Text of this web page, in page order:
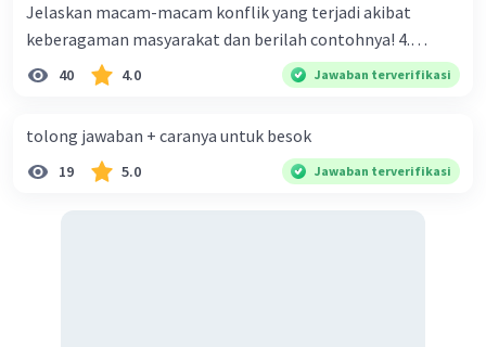
Jelaskan macam-macam konflik yang terjadi akibat
keberagaman masyarakat dan berilah contohnya! 4.
Mengapa dalam masyarakat yang memiliki keberagaman
bahasa, dan budaya. Berdasarkan pernyataan tersebut,
apa yang dapat kalian lakukan untuk menjaga
40 4.0 Jawaban terverifikasi
tolong jawaban + caranya untuk besok
19 5.0 Jawaban terverifikasi